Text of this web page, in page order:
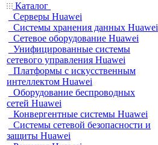
Каталог
Серверы Huawei
Системы хранения данных Huawei
Сетевое оборудование Huawei
Унифицированные системы
сетевого управления Huawei
Платформы с искусственным
интеллектом Huawei
Оборудование беспроводных
сетей Huawei
Конвергентные системы Huawei
Системы сетевой безопасности и
защиты Huawei